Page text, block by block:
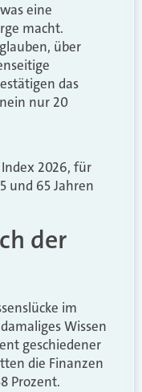
eine
macht.
über
das
nur 20
2026, für
und 65 Jahren
der
im
Wissen
geschiedener
die Finanzen
Prozent.